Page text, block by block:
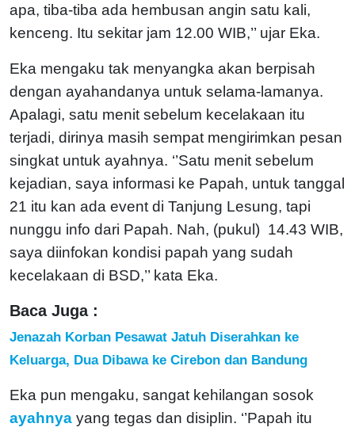
apa, tiba-tiba ada hembusan angin satu kali,
kenceng. Itu sekitar jam 12.00 WIB,’’ ujar Eka.
Eka mengaku tak menyangka akan berpisah
dengan ayahandanya untuk selama-lamanya.
Apalagi, satu menit sebelum kecelakaan itu
terjadi, dirinya masih sempat mengirimkan pesan
singkat untuk ayahnya. ‘’Satu menit sebelum
kejadian, saya informasi ke Papah, untuk tanggal
21 itu kan ada event di Tanjung Lesung, tapi
nunggu info dari Papah. Nah, (pukul) 14.43 WIB,
saya diinfokan kondisi papah yang sudah
kecelakaan di BSD,’’ kata Eka.
Baca Juga :
Jenazah Korban Pesawat Jatuh Diserahkan ke
Keluarga, Dua Dibawa ke Cirebon dan Bandung
Eka pun mengaku, sangat kehilangan sosok
ayahnya yang tegas dan disiplin. ‘’Papah itu